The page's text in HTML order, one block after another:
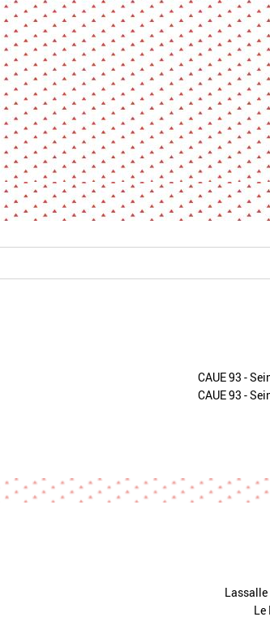
Fiche / Guide Livre Podcast
Vidéo
CAUE 93 -
CAUE 93 -
Le